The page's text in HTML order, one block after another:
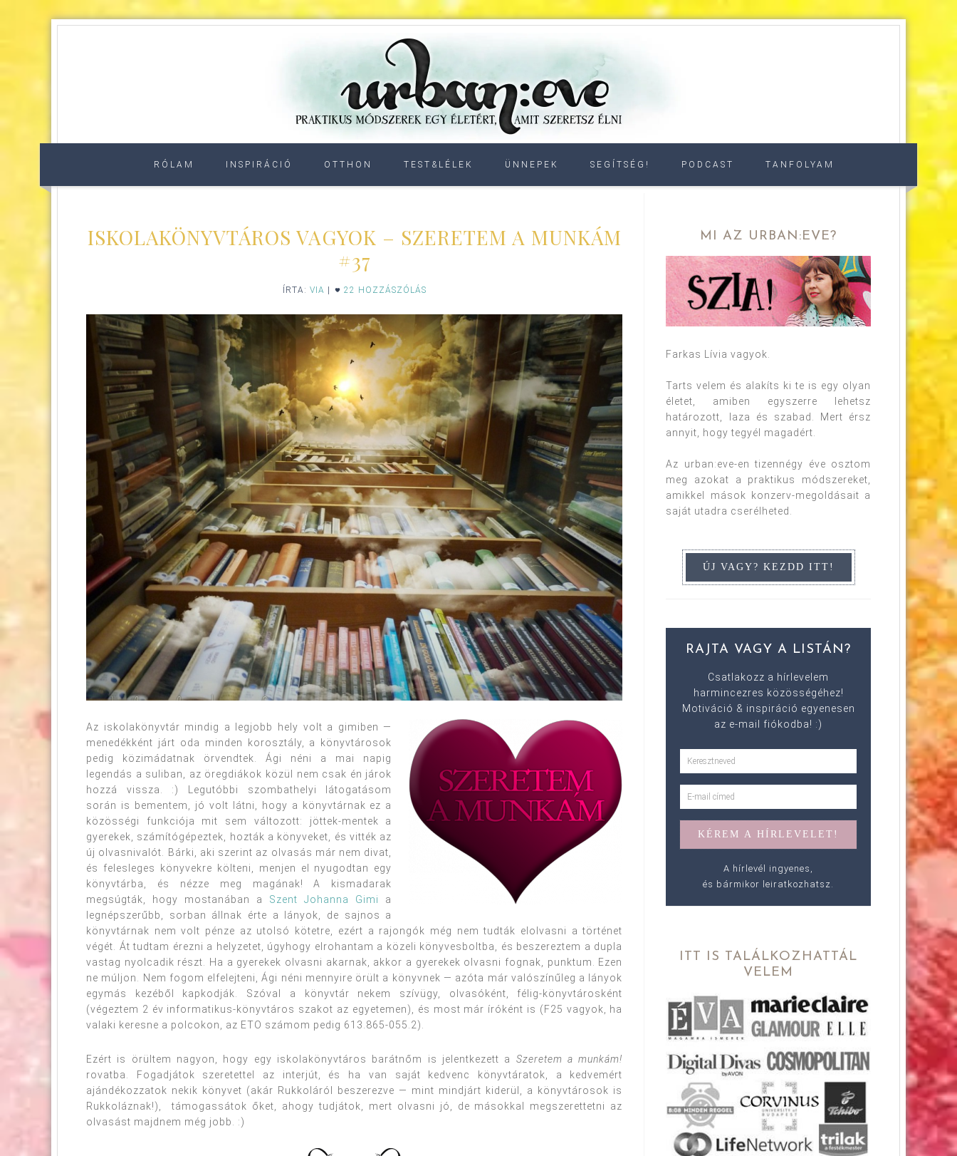
RÓLAM INSPIRÁCIÓ OTTHON TEST&LÉLEK ÜNNEPEK SEGÍTSÉG! PODCAST TANFOLYAM
ISKOLAKÖNYVTÁROS VAGYOK – SZERETEM A MUNKÁM
#37
ÍRTA: VIA 22 HOZZÁSZÓLÁS
Az iskolakönyvtár mindig a legjobb hely volt a gimiben —
menedékként járt oda minden korosztály, a könyvtárosok
pedig közimádatnak örvendtek. Ági néni a mai napig
legendás a suliban, az öregdiákok közül nem csak én járok
hozzá vissza. :) Legutóbbi szombathelyi látogatásom
során is bementem, jó volt látni, hogy a könyvtárnak ez a
közösségi funkciója mit sem változott: jöttek-mentek a
gyerekek, számítógépeztek, hozták a könyveket, és vitték az
új olvasnivalót. Bárki, aki szerint az olvasás már nem divat,
és felesleges könyvekre költeni, menjen el nyugodtan egy
könyvtárba, és nézze meg magának! A kismadarak
megsúgták, hogy mostanában a Szent Johanna Gimi
a
legnépszerűbb, sorban állnak érte a lányok, de sajnos a
könyvtárnak nem volt pénze az utolsó kötetre, ezért a rajongók még nem tudták elolvasni a történet
végét. Át tudtam érezni a helyzetet, úgyhogy elrohantam a közeli könyvesboltba, és beszereztem a dupla
vastag nyolcadik részt. Ha a gyerekek olvasni akarnak, akkor a gyerekek olvasni fognak, punktum. Ezen
ne múljon. Nem fogom elfelejteni, Ági néni mennyire örült a könyvnek — azóta már valószínűleg a lányok
egymás kezéből kapkodják. Szóval a könyvtár nekem szívügy, olvasóként, félig-könyvtárosként
(végeztem 2 év informatikus-könyvtáros szakot az egyetemen), és most már íróként is (F25 vagyok, ha
valaki keresne a polcokon, az ETO számom pedig 613.865-055.2).
Ezért is örültem nagyon, hogy egy iskolakönyvtáros barátnőm is jelentkezett a Szeretem a munkám!
rovatba. Fogadjátok szeretettel az interjút, és ha van saját kedvenc könyvtáratok, a kedvemért
ajándékozzatok nekik könyvet (akár Rukkoláról beszerezve — mint mindjárt kiderül, a könyvtárosok is
Rukkoláznak!), támogassátok őket, ahogy tudjátok, mert olvasni jó, de másokkal megszerettetni az
olvasást majdnem még jobb. :)
MI AZ URBAN:EVE?
Farkas Lívia vagyok.
Tarts velem és alakíts ki te is egy olyan
életet, amiben egyszerre lehetsz
határozott, laza és szabad. Mert érsz
annyit, hogy tegyél magadért.
Az urban:eve-en tizennégy éve osztom
meg azokat a praktikus módszereket,
amikkel mások konzerv-megoldásait a
saját utadra cserélheted.
RAJTA VAGY A LISTÁN?
Csatlakozz a hírlevelem
harmincezres közösségéhez!
Motiváció & inspiráció egyenesen
az e-mail fiókodba! :)
A hírlevél ingyenes,
és bármikor leiratkozhatsz.
ITT IS TALÁLKOZHATTÁL
VELEM